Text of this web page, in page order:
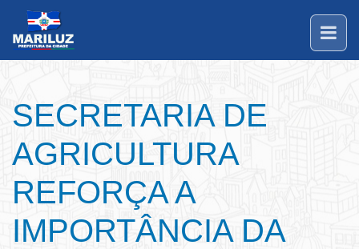
SECRETARIA DE
AGRICULTURA
REFORÇA A
IMPORTÂNCIA DA